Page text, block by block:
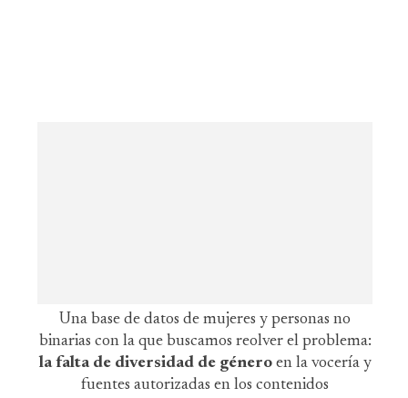
Una base de datos de mujeres y personas no
binarias con la que buscamos reolver el problema:
la falta de diversidad de género en la vocería y
fuentes autorizadas en los contenidos